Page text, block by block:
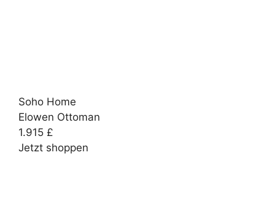
Soho Home
Elowen Ottoman
1.915 £
Jetzt shoppen